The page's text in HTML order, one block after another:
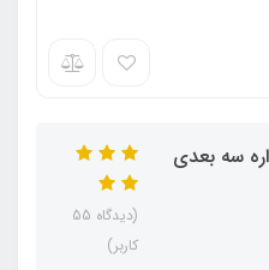
سه بعدی
(دیدگاه 55
کاربر)